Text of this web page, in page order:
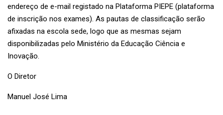
endereço de e-mail registado na Plataforma PIEPE (plataforma
de inscrição nos exames). As pautas de classificação serão
afixadas na escola sede, logo que as mesmas sejam
disponibilizadas pelo Ministério da Educação Ciência e
Inovação.
O Diretor
Manuel José Lima